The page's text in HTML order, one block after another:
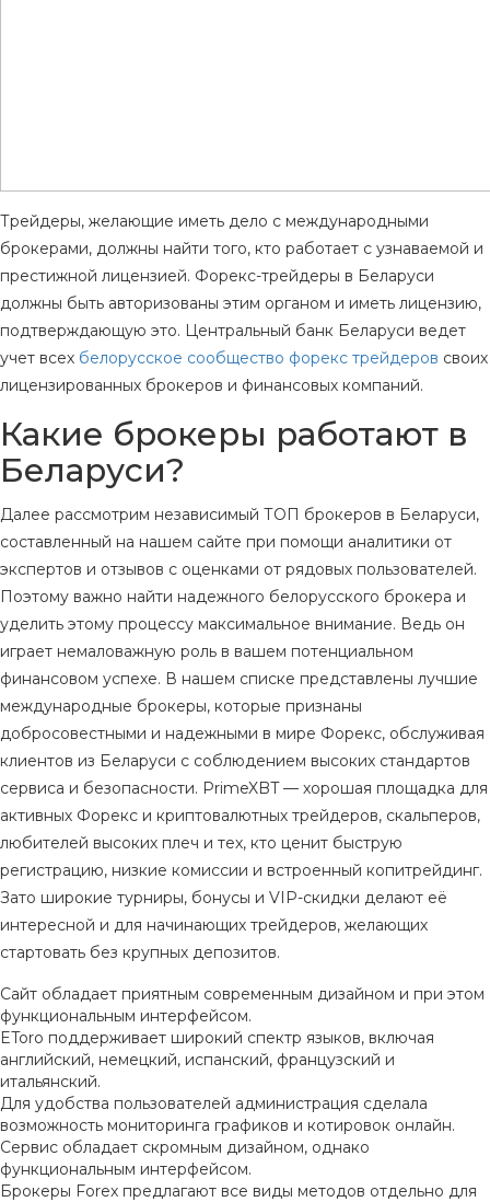
Трейдеры, желающие иметь дело с международными
брокерами, должны найти того, кто работает с узнаваемой и
престижной лицензией. Форекс-трейдеры в Беларуси
должны быть авторизованы этим органом и иметь лицензию,
подтверждающую это. Центральный банк Беларуси ведет
учет всех белорусское сообщество форекс трейдеров своих
лицензированных брокеров и финансовых компаний.
Какие брокеры работают в
Беларуси?
Далее рассмотрим независимый ТОП брокеров в Беларуси,
составленный на нашем сайте при помощи аналитики от
экспертов и отзывов с оценками от рядовых пользователей.
Поэтому важно найти надежного белорусского брокера и
уделить этому процессу максимальное внимание. Ведь он
играет немаловажную роль в вашем потенциальном
финансовом успехе. В нашем списке представлены лучшие
международные брокеры, которые признаны
добросовестными и надежными в мире Форекс, обслуживая
клиентов из Беларуси с соблюдением высоких стандартов
сервиса и безопасности. PrimeXBT — хорошая площадка для
активных Форекс и криптовалютных трейдеров, скальперов,
любителей высоких плеч и тех, кто ценит быструю
регистрацию, низкие комиссии и встроенный копитрейдинг.
Зато широкие турниры, бонусы и VIP-скидки делают её
интересной и для начинающих трейдеров, желающих
стартовать без крупных депозитов.
Сайт обладает приятным современным дизайном и при этом
функциональным интерфейсом.
EToro поддерживает широкий спектр языков, включая
английский, немецкий, испанский, французский и
итальянский.
Для удобства пользователей администрация сделала
возможность мониторинга графиков и котировок онлайн.
Сервис обладает скромным дизайном, однако
функциональным интерфейсом.
Брокеры Forex предлагают все виды методов отдельно для